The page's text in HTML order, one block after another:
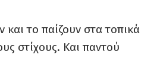
το παίζουν στα τοπικά
στίχους. Και παντού